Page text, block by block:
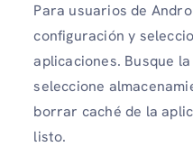
Para usuarios de
configuración y
aplicaciones. Busque
seleccione
borrar caché de la
listo.